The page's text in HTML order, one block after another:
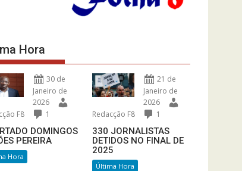
Hora
30 de
Janeiro de
2026
F8
1
DOMINGOS
PEREIRA
Hora
21 de
Janeiro de
2026
Redacção F8
1
330 JORNALISTAS
DETIDOS NO FINAL DE
2025
Última Hora